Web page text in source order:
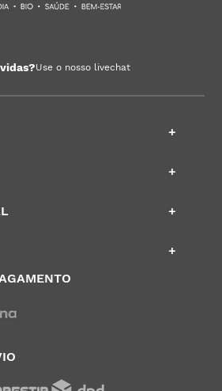
Use o nosso livechat
+
+
+
+